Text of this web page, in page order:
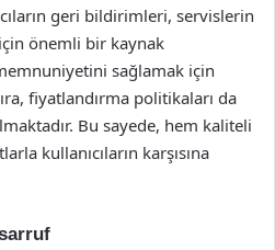
geri bildirimleri, servislerin
önemli bir kaynak
sağlamak için
fiyatlandırma politikaları da
Bu sayede, hem kaliteli
kullanıcıların karşısına